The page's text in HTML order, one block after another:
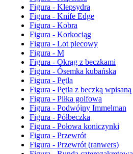
Figura - Klepsydra
Figura - Knife Edge
Figura - Kobra
Figura - Korkociąg
Figura - Lot plecowy
Figura - M
Figura - Okrąg z beczkami
Figura - Ósemka kubańska
Figura - Pętla
Figura - Pętla z beczką wpisaną
Figura - Piłka golfowa
Figura - Podwójny Immelman
Figura - Półbeczka
Figura - Połowa koniczynki
Figura - Przewrót
Figura - Przewrót (ranwers)